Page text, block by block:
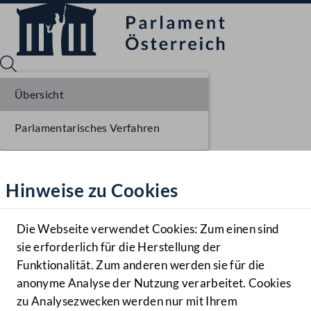
Hilfe
Benutzer
Navigationsmenü öffnen
MENÜ
Hinweise zu Cookies
Die Webseite verwendet Cookies: Zum einen sind
sie erforderlich für die Herstellung der
Funktionalität. Zum anderen werden sie für die
anonyme Analyse der Nutzung verarbeitet. Cookies
zu Analysezwecken werden nur mit Ihrem
Übersicht
Parlamentarisches Verfahren